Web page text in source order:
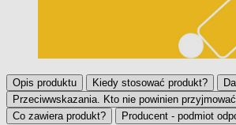
Opis produktu Kiedy stosować produkt?
Przeciwwskazania. Kto nie powinien
Co zawiera produkt?
Producent - podmiot